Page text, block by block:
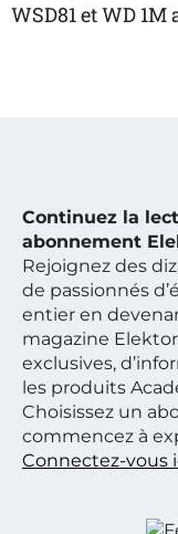
WSD81 et WD
Continuez la
abonnement
Rejoignez des
de passionnés
entier en
magazine
exclusives,
les produits
Choisissez un
commencez à
Connectez-vous